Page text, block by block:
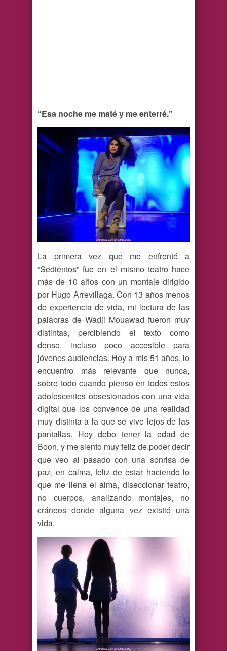
“Esa noche me maté y me enterré.”
La primera vez que me enfrenté a
“Sedientos” fue en el mismo teatro hace
más de 10 años con un montaje dirigido
por Hugo Arrevillaga. Con 13 años menos
de experiencia de vida, mi lectura de las
palabras de Wadji Mouawad fueron muy
distintas, percibiendo el texto como
denso, incluso poco accesible para
jóvenes audiencias. Hoy a mis 51 años, lo
encuentro más relevante que nunca,
sobre todo cuando pienso en todos estos
adolescentes obsesionados con una vida
digital que los convence de una realidad
muy distinta a la que se vive lejos de las
pantallas. Hoy debo tener la edad de
Boon, y me siento muy feliz de poder decir
que veo al pasado con una sonrisa de
paz, en calma, feliz de estar haciendo lo
que me llena el alma, diseccionar teatro,
no cuerpos, analizando montajes, no
cráneos donde alguna vez existió una
vida.